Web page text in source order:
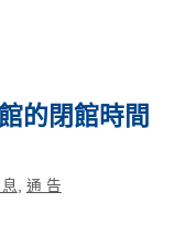
的閉館時間
, 通 告